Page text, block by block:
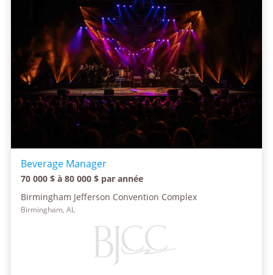
Beverage Manager
70 000 $ à 80 000 $ par année
Birmingham Jefferson Convention Complex
Birmingham, AL